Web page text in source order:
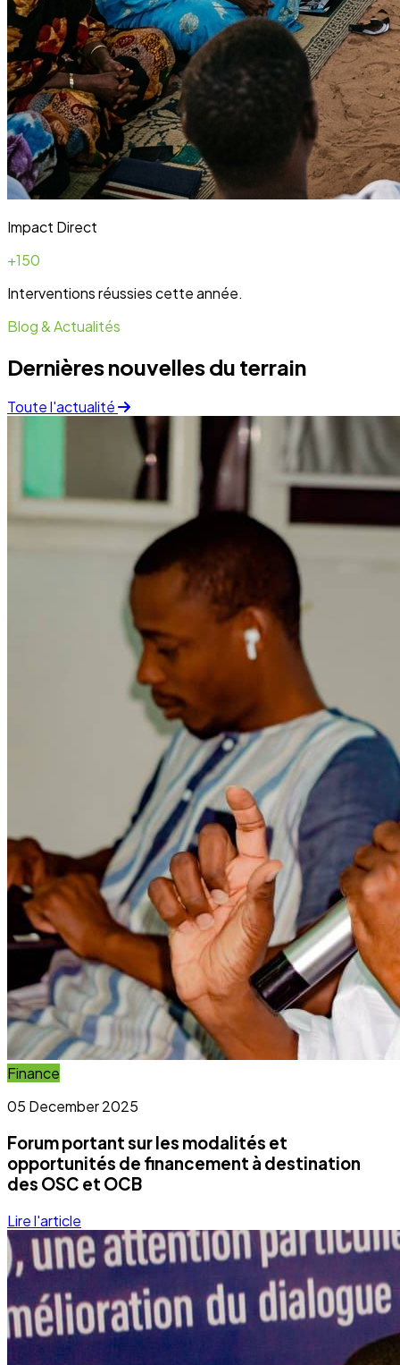
Dernières nouvelles du terrain
Toute l'actualité
Forum portant sur les modalités et
opportunités de financement à destination
des OSC et OCB
Lire l'article